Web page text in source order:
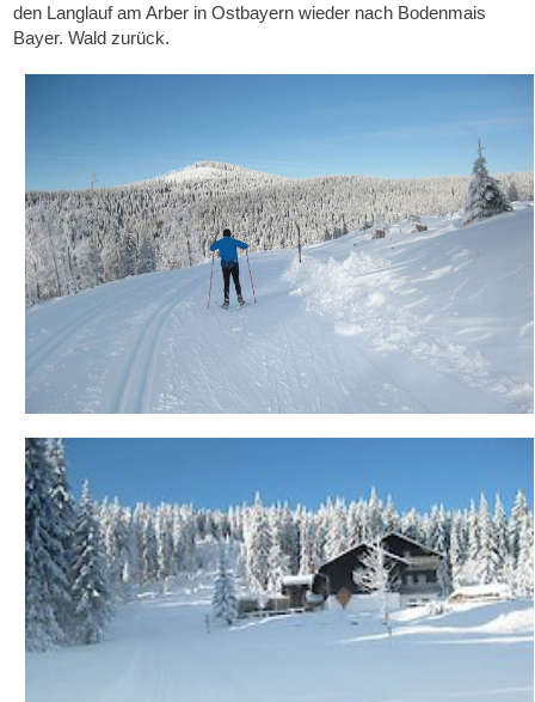
den Langlauf am Arber in Ostbayern wieder nach Bodenmais
Bayer. Wald zurück.